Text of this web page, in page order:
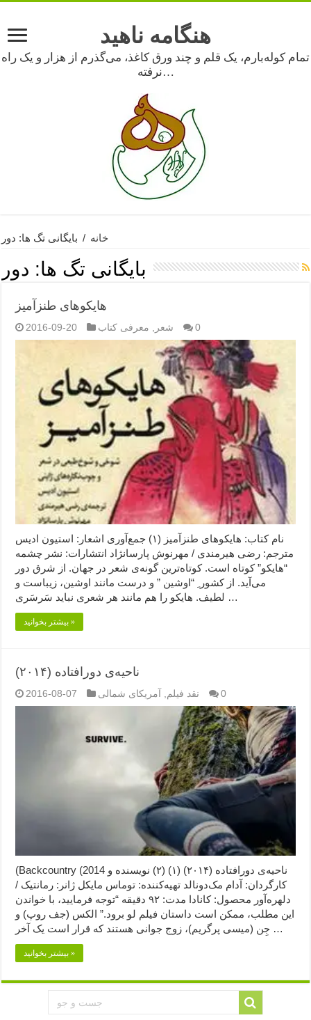
هنگامه ناهید
تمام کوله‌بارم، یک قلم و چند ورق کاغذ، می‌گذرم از هزار و یک راه
نرفته…
خانه / بایگانی تگ ها: دور
بایگانی تگ ها: دور
هایکوهای طنزآمیز
2016-09-20 شعر معرفی کتاب 0
نام کتاب: هایکوهای طنزآمیز (۱) جمع‌آوری اشعار: استیون ادیس
مترجم: رضی هیرمندی / مهرنوش پارسانژاد انتشارات: نشر چشمه
“هایکو” کوتاه است. کوتاه‌ترین گونه‌ی شعر در جهان. از شرق دور
می‌آید. از کشور ِ “اوشین ” و درست مانند اوشین، زیباست و
لطیف. هایکو را هم مانند هر شعری نباید سَرسَری …
بیشتر بخوانید »
ناحیه‌ی دورافتاده (۲۰۱۴)
2016-08-07 نقد فیلم, آمریکای شمالی 0
(Backcountry (2014 ناحیه‌ی دورافتاده (۲۰۱۴) (۱) (۲) نویسنده و
کارگردان: آدام مک‌دونالد تهیه‌کننده: توماس مایکل ژانر: رمانتیک /
دلهره‌آور محصول: کانادا مدت: ۹۲ دقیقه “توجه فرمایید،‌ با خواندن
این مطلب، ممکن است داستان فیلم لو برود.” الکس (جف روپ) و
جِن (میسی پرگریم)، زوج جوانی هستند که قرار است یک آخر …
بیشتر بخوانید »